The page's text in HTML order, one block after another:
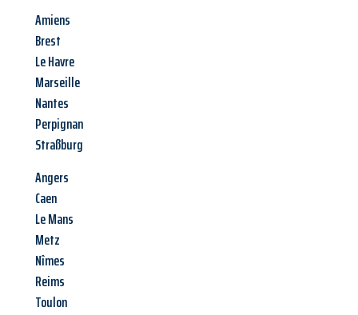
Amiens
Brest
Le Havre
Marseille
Nantes
Perpignan
Straßburg
Angers
Caen
Le Mans
Metz
Nîmes
Reims
Toulon